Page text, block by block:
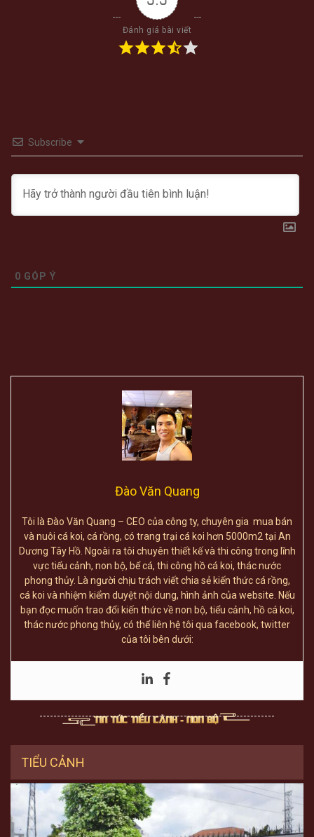
Đánh giá bài viết
Subscribe
0 GÓP Ý
Đào Văn Quang
Tôi là Đào Văn Quang – CEO của công ty, chuyên gia mua bán
và nuôi cá koi, cá rồng, có trang trại cá koi hơn 5000m2 tại An
Dương Tây Hồ. Ngoài ra tôi chuyên thiết kế và thi công trong lĩnh
vực tiểu cảnh, non bộ, bể cá, thi công hồ cá koi, thác nước
phong thủy. Là người chịu trách viết chia sẻ kiến thức cá rồng,
cá koi và nhiệm kiểm duyệt nội dung, hình ảnh của website. Nếu
bạn đọc muốn trao đổi kiến thức về non bộ, tiểu cảnh, hồ cá koi,
thác nước phong thủy, có thể liên hệ tôi qua facebook, twitter
của tôi bên dưới:
TIỂU CẢNH